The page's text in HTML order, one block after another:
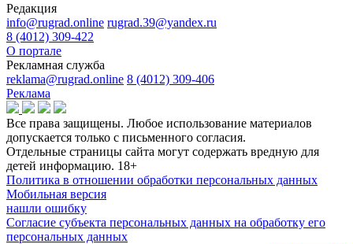
Редакция
info@rugrad.online rugrad.39@yandex.ru
8 (4012) 309-422
О портале
Рекламная служба
reklama@rugrad.online 8 (4012) 309-406
Реклама
Все права защищены. Любое использование материалов
допускается только с письменного согласия.
Отдельные страницы сайта могут содержать вредную для
детей информацию. 18+
Политика в отношении обработки персональных данных
Мобильная версия
нашли ошибку
Согласие субъекта персональных данных на обработку его
персональных данных